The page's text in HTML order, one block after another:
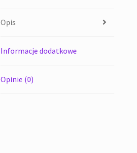
Opis
Informacje dodatkowe
Opinie (0)